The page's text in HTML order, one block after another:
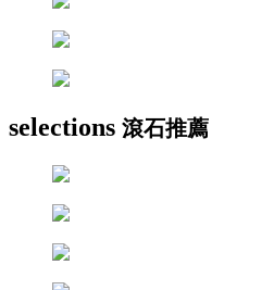
selections 滾石推薦